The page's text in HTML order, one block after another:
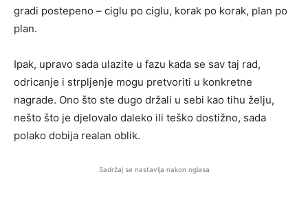
gradi postepeno – ciglu po ciglu, korak po korak, plan po
plan.
Ipak, upravo sada ulazite u fazu kada se sav taj rad,
odricanje i strpljenje mogu pretvoriti u konkretne
nagrade. Ono što ste dugo držali u sebi kao tihu želju,
nešto što je djelovalo daleko ili teško dostižno, sada
polako dobija realan oblik.
Sadržaj se nastavlja nakon oglasa